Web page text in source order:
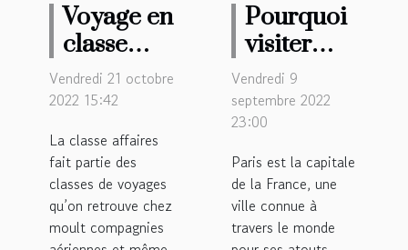
Voyage en
classe
affaire :
Les
Vendredi 21 octobre
2022 15:42
La classe affaires
fait partie des
classes de voyages
qu’on retrouve chez
moult compagnies
Pourquoi
visiter
Paris ?
Vendredi 9
septembre 2022
23:00
Paris est la capitale
de la France, une
ville connue à
travers le monde